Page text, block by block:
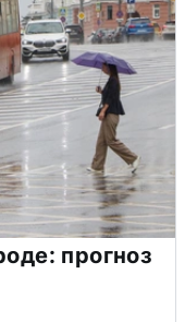
прогноз